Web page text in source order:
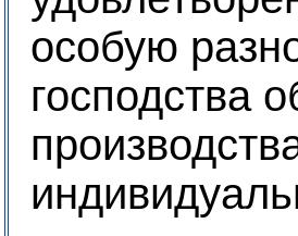
особую
господства